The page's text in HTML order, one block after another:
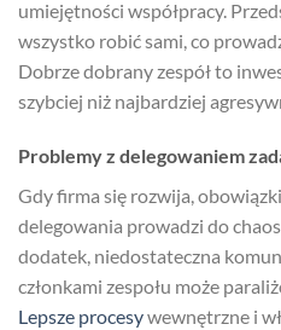
umiejętności współpracy.
wszystko robić sami, co
Dobrze dobrany zespół to
szybciej niż najbardziej
Problemy z delegowaniem
Gdy firma się rozwija,
delegowania prowadzi do
dodatek, niedostateczna
członkami zespołu może
Lepsze procesywewnętrzne i